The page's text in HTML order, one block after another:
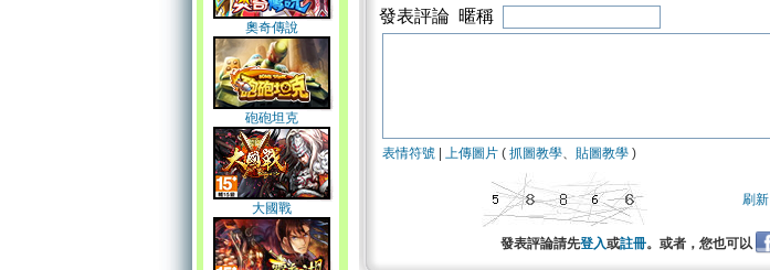
奧奇傳說
砲砲坦克
大國戰
發表評論 暱稱
表情符號 上傳圖片 ( 抓圖教學、 貼圖教學 )
刷新
發表評論請先登入或註冊。或者，您也可以